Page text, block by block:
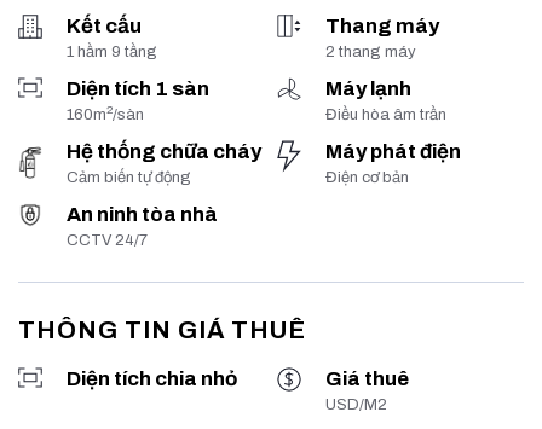
Kết cấu
1 hầm 9 tầng
Thang máy
2 thang máy
Diện tích 1 sàn
160m2/sàn
Máy lạnh
Điều hòa âm trần
Hệ thống chữa cháy
Cảm biến tự động
Máy phát điện
Điện cơ bản
An ninh tòa nhà
CCTV 24/7
THÔNG TIN GIÁ THUÊ
Diện tích chia nhỏ Giá thuê
USD/M2